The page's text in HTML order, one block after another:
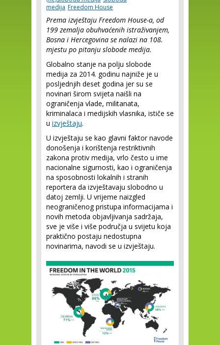
medija Freedom House
Prema izvještaju Freedom House-a, od
199 zemalja obuhvaćenih istraživanjem,
Bosna i Hercegovina se nalazi na 108.
mjestu po pitanju slobode medija.
Globalno stanje na polju slobode
medija za 2014. godinu najniže je u
posljednjih deset godina jer su se
novinari širom svijeta naišli na
ograničenja vlade, militanata,
kriminalaca i medijskih vlasnika, ističe se
u izvještaju.
U izvještaju se kao glavni faktor navode
donošenja i korištenja restriktivnih
zakona protiv medija, vrlo često u ime
nacionalne sigurnosti, kao i ograničenja
na sposobnosti lokalnih i stranih
reportera da izvještavaju slobodno u
datoj zemlji. U vrijeme naizgled
neograničenog pristupa informacijama i
novih metoda objavljivanja sadržaja,
sve je više i više područja u svijetu koja
praktično postaju nedostupna
novinarima, navodi se u izvještaju.